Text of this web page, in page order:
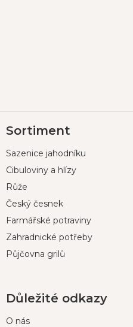
á
a
Sortiment
Sazenice jahodníku
Cibuloviny a hlízy
Růže
Český česnek
Farmářské potraviny
Zahradnické potřeby
Půjčovna grilů
Důležité odkazy
O nás